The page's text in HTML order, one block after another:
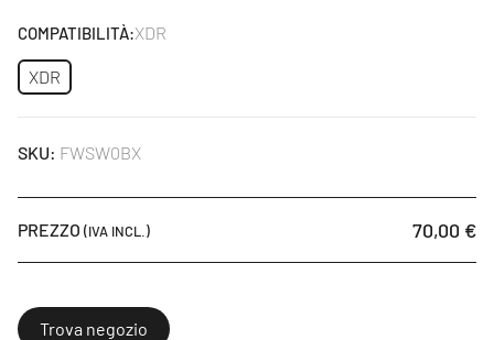
COMPATIBILITÀ:XDR
XDR
SKU: FWSW0BX
PREZZO (IVA INCL.) 70,00 €
Trova negozio